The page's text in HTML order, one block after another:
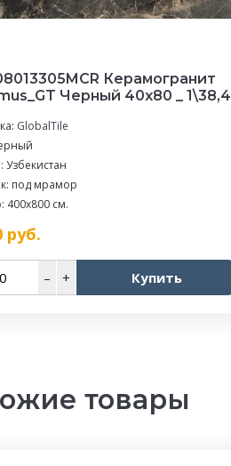
Керамогранит
Черный 40x80 _ 1\38,4
GlobalTile
Узбекистан
под мрамор
400x800 см.
руб.
– + Купить
товары